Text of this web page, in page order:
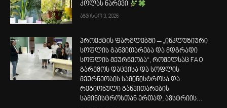
კოლას ნარევი
აგვისტო 3, 2026
პროექტის ფარგლებში – „ინკლუზიური
სოფლის განვითარება და მდგრადი
სოფლის მეურნეობა“, რომელსაც FAO
გარემოს დაცვისა და სოფლის
მეურნეობის სამინისტროსა და
რეგიონული განვითარების
სამინისტროსთან ერთად, ავსტრიის...